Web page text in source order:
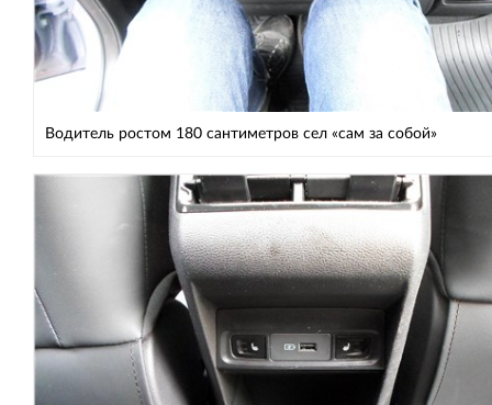
Водитель ростом 180 сантиметров сел «сам за собой»